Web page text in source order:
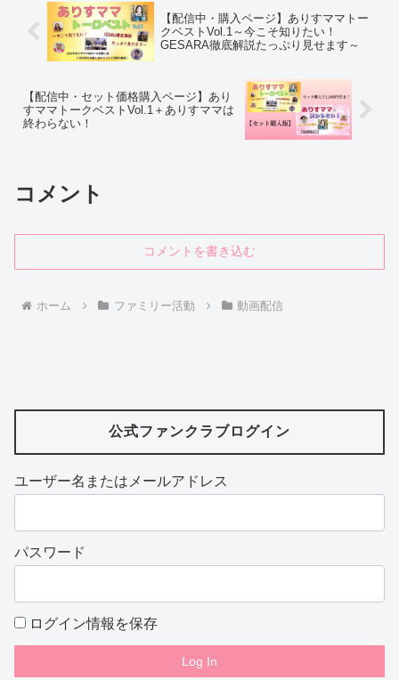
【配信中・購入ページ】ありすママトー
クベストVol.1～今こそ知りたい！
GESARA徹底解説たっぷり見せます～
【配信中・セット価格購入ページ】あり
すママトークベストVol.1＋ありすママは
終わらない！
コメント
コメントを書き込む
ホーム ファミリー活動 動画配信
公式ファンクラブログイン
ユーザー名またはメールアドレス
パスワード
ログイン情報を保存